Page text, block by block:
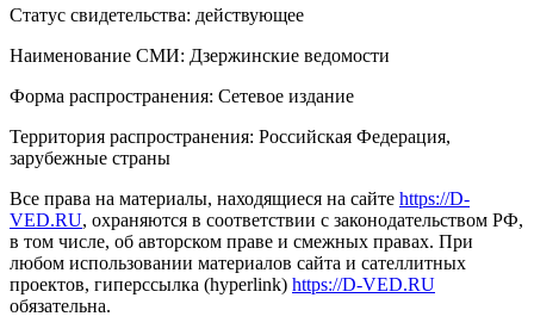
Статус свидетельства: действующее
Наименование СМИ: Дзержинские ведомости
Форма распространения: Сетевое издание
Территория распространения: Российская Федерация,
зарубежные страны
Все права на материалы, находящиеся на сайте https://D-
VED.RU, охраняются в соответствии с законодательством РФ,
в том числе, об авторском праве и смежных правах. При
любом использовании материалов сайта и сателлитных
проектов, гиперссылка (hyperlink) https://D-VED.RU
обязательна.